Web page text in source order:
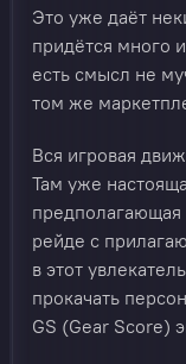
Это уже даёт
придётся много
есть смысл не
том же
Вся игровая
Там уже
рейде с
в этот
прокачать
GS (Gear Score)